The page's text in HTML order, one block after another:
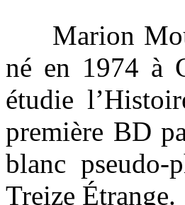
Marion
né en 1974 à
étudie
première BD
blanc pseudo-
Treize Étrange.